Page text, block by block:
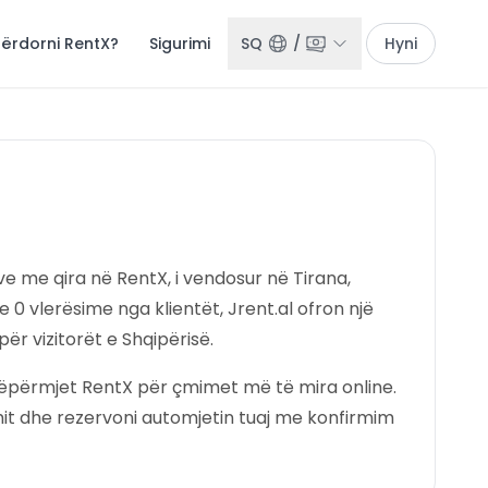
RentX? Sigurimi SQ / Hyni
me qira në RentX, i vendosur në Tirana,
0 vlerësime nga klientët, Jrent.al ofron një
vizitorët e Shqipërisë.
RentX për çmimet më të mira online.
dhe rezervoni automjetin tuaj me konfirmim